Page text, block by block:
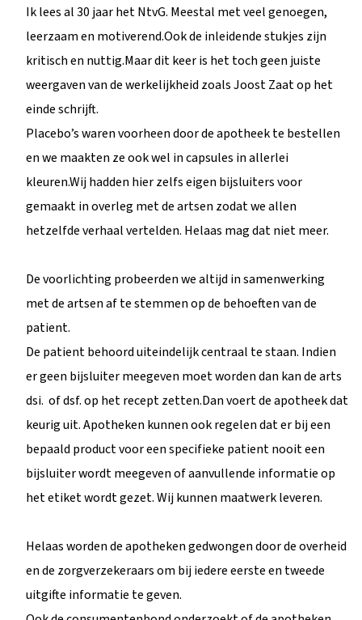
Ik lees al 30 jaar het NtvG. Meestal met veel genoegen,
leerzaam en motiverend.Ook de inleidende stukjes zijn
kritisch en nuttig.Maar dit keer is het toch geen juiste
weergaven van de werkelijkheid zoals Joost Zaat op het
einde schrijft.
Placebo’s waren voorheen door de apotheek te bestellen
en we maakten ze ook wel in capsules in allerlei
kleuren.Wij hadden hier zelfs eigen bijsluiters voor
gemaakt in overleg met de artsen zodat we allen
hetzelfde verhaal vertelden. Helaas mag dat niet meer.
De voorlichting probeerden we altijd in samenwerking
met de artsen af te stemmen op de behoeften van de
patient.
De patient behoord uiteindelijk centraal te staan. Indien
er geen bijsluiter meegeven moet worden dan kan de arts
dsi. of dsf. op het recept zetten.Dan voert de apotheek dat
keurig uit. Apotheken kunnen ook regelen dat er bij een
bepaald product voor een specifieke patient nooit een
bijsluiter wordt meegeven of aanvullende informatie op
het etiket wordt gezet. Wij kunnen maatwerk leveren.
Helaas worden de apotheken gedwongen door de overheid
en de zorgverzekeraars om bij iedere eerste en tweede
uitgifte informatie te geven.